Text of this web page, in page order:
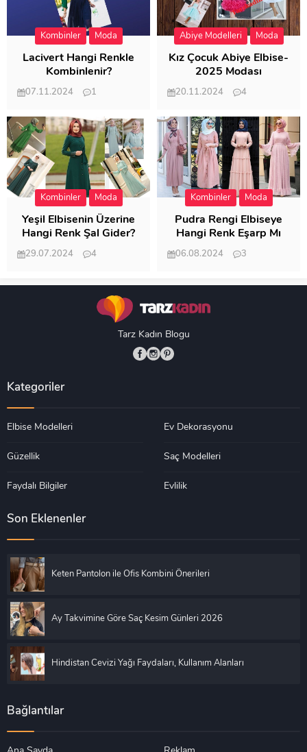
Kombinler Moda
Lacivert Hangi Renkle
Kombinlenir?
07.11.2024
1
Abiye Modelleri Moda
Kız Çocuk Abiye Elbise-
2025 Modası
20.11.2024
4
Kombinler Moda
Yeşil Elbisenin Üzerine
Hangi Renk Şal Gider?
29.07.2024
4
Kombinler Moda
Pudra Rengi Elbiseye
Hangi Renk Eşarp Mı
Dedi Birisi
06.08.2024
3
Tarz Kadın Blogu
Kategoriler
Elbise Modelleri Ev Dekorasyonu
Güzellik Saç Modelleri
Faydalı Bilgiler Evlilik
Son Eklenenler
Keten Pantolon ile Ofis Kombini Önerileri
Ay Takvimine Göre Saç Kesim Günleri 2026
Hindistan Cevizi Yağı Faydaları, Kullanım Alanları
Bağlantılar